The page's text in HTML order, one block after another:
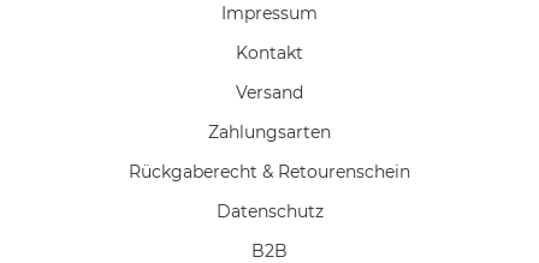
Impressum
Kontakt
Versand
Zahlungsarten
Rückgaberecht & Retourenschein
Datenschutz
B2B